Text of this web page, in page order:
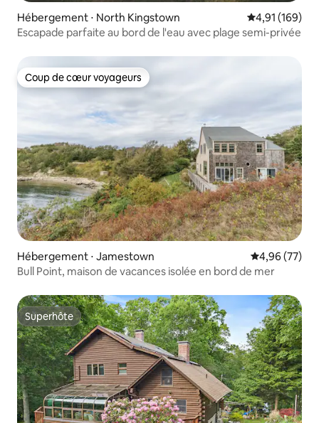
Hébergement ⋅ North Kingstown Évaluation
4,91 (169)
Escapade parfaite au bord de l'eau avec plage semi-privée
Coup de cœur voyageurs
Coup de cœur voyageurs
Hébergement ⋅ Jamestown Évaluation
4,96 (77)
Bull Point, maison de vacances isolée en bord de mer
Superhôte
Superhôte